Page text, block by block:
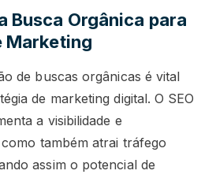
Busca Orgânica para
Marketing
de buscas orgânicas é vital
de marketing digital. O SEO
a visibilidade e
também atrai tráfego
assim o potencial de